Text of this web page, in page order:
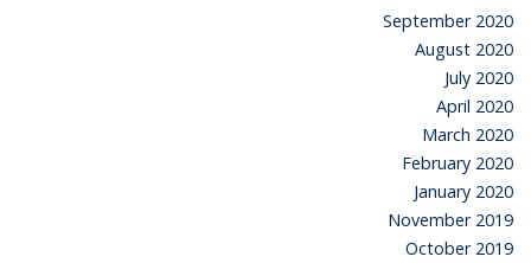
September 2020
August 2020
July 2020
April 2020
March 2020
February 2020
January 2020
November 2019
October 2019